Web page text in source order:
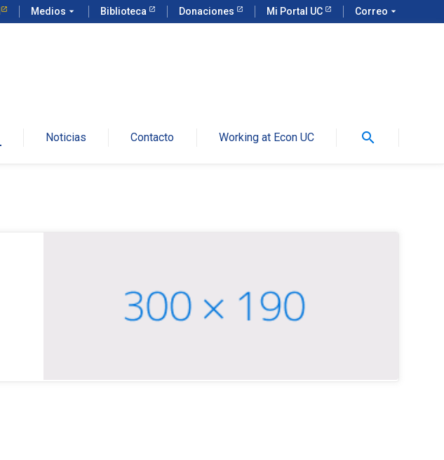
Medios arrow_drop_down Biblioteca Donaciones Mi Portal UC Correo arrow_drop_down
Noticias Contacto Working at Econ UC search